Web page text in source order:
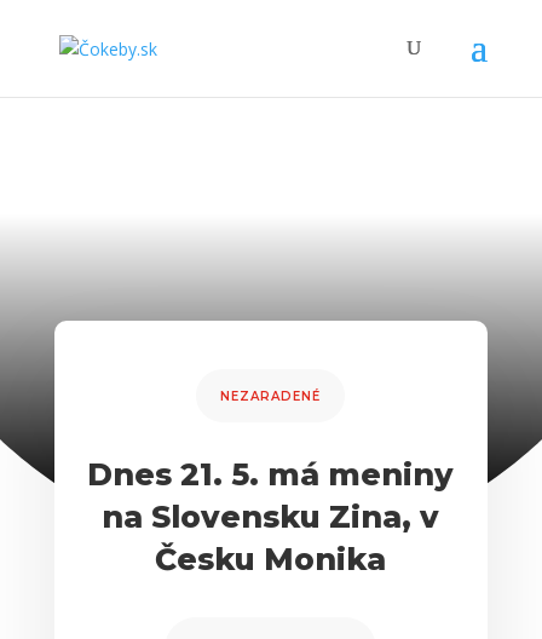
NEZARADENÉ
Dnes 21. 5. má meniny
na Slovensku Zina, v
Česku Monika